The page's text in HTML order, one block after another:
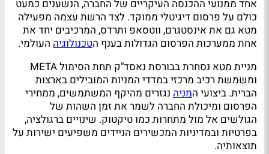
אחד ממנועי ההכנסה העיקריים של החברה, הנשענים כמעט
כולם על פרסום דיגיטלי ממוקד. לצד הרשת עצמה מפעילה
מטא גם את אינסטגרם, ווטסאפ ותרדס, המרכיבים יחד את
אחת ממערכות הפרסום הגדולות בענף הטכנולוגיה העולמי.
מניית מטא נסחרת בבורסת נאסד"ק תחת הסימול META
ומשמשת רכיב מרכזי במדדי המניות המובילים בארצות
הברית. ביצועי המניה נגזרים מהיקף המשתמשים, ממחירי
הפרסום ומיכולת החברה לשמר את זמן השהות של
הגולשים אל מול מתחרות כמו טיקטוק. שינויים ברגולציה,
בפרטיות ובמדיניות המכשירים הניידים משפיעים ישירות על
תוצאותיה.